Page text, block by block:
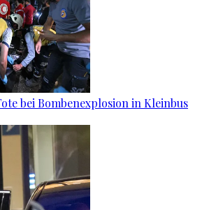
bei Bombenexplosion in Kleinbus